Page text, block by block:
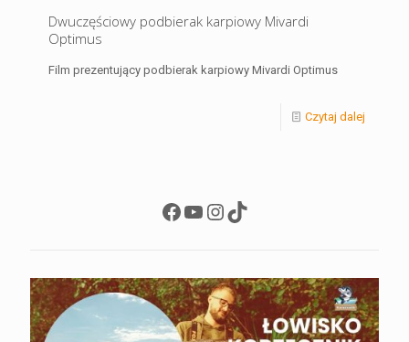
Dwuczęściowy podbierak karpiowy Mivardi
Optimus
Film prezentujący podbierak karpiowy Mivardi Optimus
Czytaj dalej
Facebook
YouTube
Instagram
TikTok